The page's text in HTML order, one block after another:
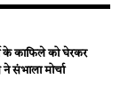
के काफिले को घेरकर
संभाला मोर्चा